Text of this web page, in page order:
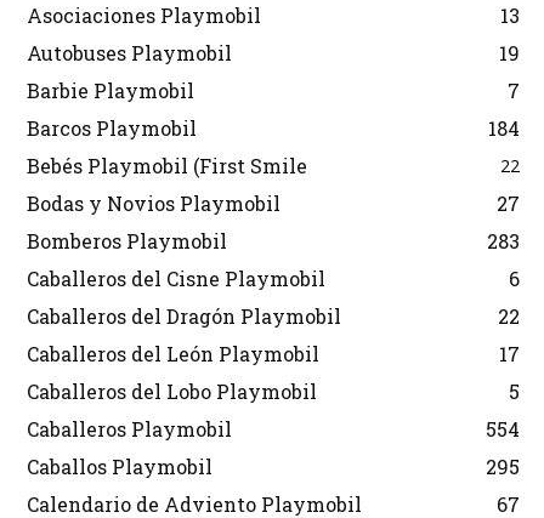
Asociaciones Playmobil
13
Autobuses Playmobil
19
Barbie Playmobil
7
Barcos Playmobil
184
Bebés Playmobil (First Smile
22
Bodas y Novios Playmobil
27
Bomberos Playmobil
283
Caballeros del Cisne Playmobil
6
Caballeros del Dragón Playmobil
22
Caballeros del León Playmobil
17
Caballeros del Lobo Playmobil
5
Caballeros Playmobil
554
Caballos Playmobil
295
Calendario de Adviento Playmobil
67